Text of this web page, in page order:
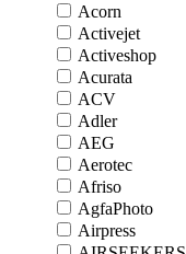
Acorn
Activejet
Activeshop
Acurata
ACV
Adler
AEG
Aerotec
Afriso
AgfaPhoto
Airpress